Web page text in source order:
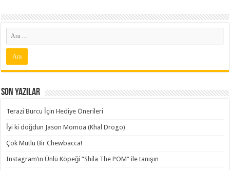
Son Yazılar
Terazi Burcu İçin Hediye Önerileri
İyi ki doğdun Jason Momoa (Khal Drogo)
Çok Mutlu Bir Chewbacca!
Instagram’ın Ünlü Köpeği “Shila The POM” ile tanışın